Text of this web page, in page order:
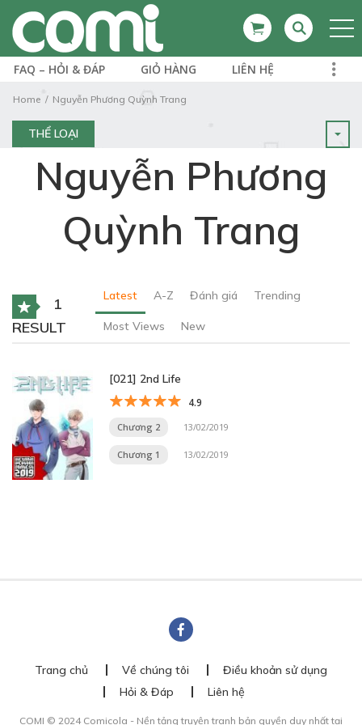
FAQ – HỎI & ĐÁP GIỎ HÀNG LIÊN HỆ
Home Nguyễn Phương Quỳnh Trang
THỂ LOẠI
Nguyễn Phương
Quỳnh Trang
1
RESULT
Latest A-Z Đánh giá Trending
Most Views New
[021] 2nd Life
4.9
Chương 2 13/02/2019
Chương 1 13/02/2019
Trang chủ Về chúng tôi
Điều khoản sử dụng
Hỏi & Đáp
Liên hệ
COMI © 2024 Comicola - Nền tảng truyện tranh bản quyền duy nhất tại